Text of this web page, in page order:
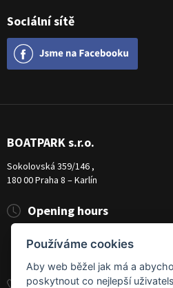
Sociální sítě
BOATPARK s.r.o.
Sokolovská 359/146 ,
180 00 Praha 8 – Karlín
Opening hours
Úterý - Pátek
10:00 - 19:00
Sobota
9:00 - 14:00
Používáme cookies
Aby web běžel jak má a
poskytnout co nejlepší